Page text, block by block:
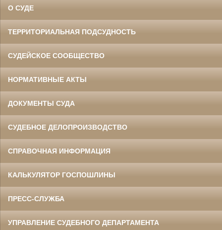
О СУДЕ
ТЕРРИТОРИАЛЬНАЯ ПОДСУДНОСТЬ
СУДЕЙСКОЕ СООБЩЕСТВО
НОРМАТИВНЫЕ АКТЫ
ДОКУМЕНТЫ СУДА
СУДЕБНОЕ ДЕЛОПРОИЗВОДСТВО
СПРАВОЧНАЯ ИНФОРМАЦИЯ
КАЛЬКУЛЯТОР ГОСПОШЛИНЫ
ПРЕСС-СЛУЖБА
УПРАВЛЕНИЕ СУДЕБНОГО ДЕПАРТАМЕНТА